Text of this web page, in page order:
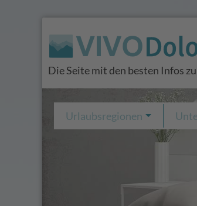
Die Seite mit den besten Infos
Urlaubsregionen